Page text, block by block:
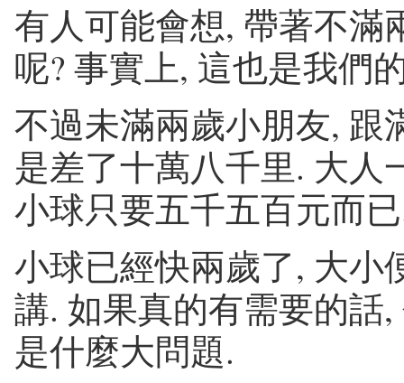
有人可能會想, 帶著不滿
呢? 事實上, 這也是我們
不過未滿兩歲小朋友, 跟
是差了十萬八千里. 大人
小球只要五千五百元而
小球已經快兩歲了, 大小
講. 如果真的有需要的話
是什麼大問題.